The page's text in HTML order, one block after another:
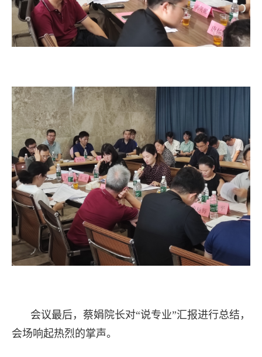
会议最后，蔡娟院长对“说专业”汇报进行总结，
会场响起热烈的掌声。